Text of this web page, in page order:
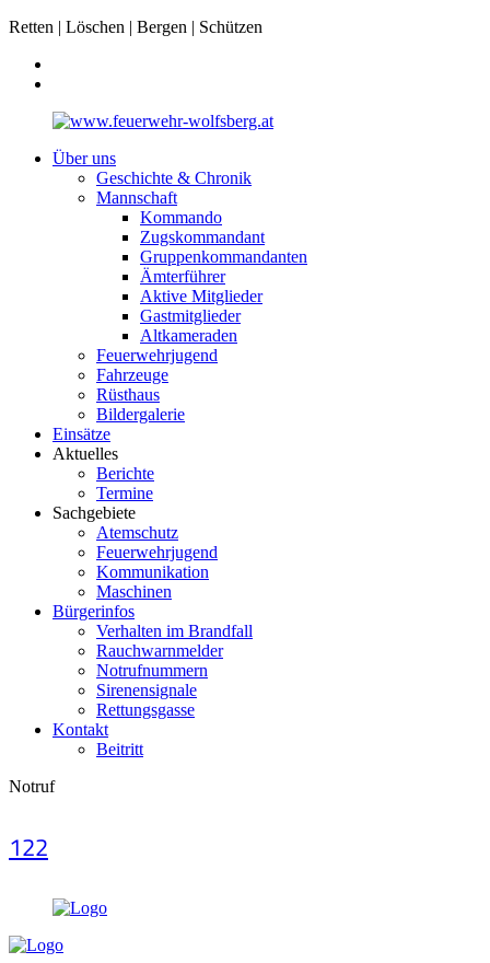
Retten | Löschen | Bergen | Schützen
Über uns
Geschichte & Chronik
Mannschaft
Kommando
Zugskommandant
Gruppenkommandanten
Ämterführer
Aktive Mitglieder
Gastmitglieder
Altkameraden
Feuerwehrjugend
Fahrzeuge
Rüsthaus
Bildergalerie
Einsätze
Aktuelles
Berichte
Termine
Sachgebiete
Atemschutz
Feuerwehrjugend
Kommunikation
Maschinen
Bürgerinfos
Verhalten im Brandfall
Rauchwarnmelder
Notrufnummern
Sirenensignale
Rettungsgasse
Kontakt
Beitritt
Notruf
122